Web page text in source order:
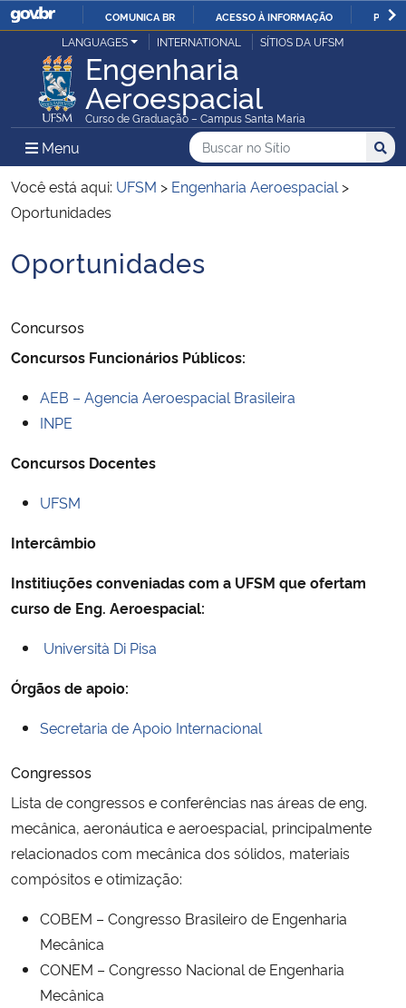
IR
PARA
O
CONTEÚDO
COMUNICA BR ACESSO À INFORMAÇÃO
Ministério da Justiça e Segurança Pública
Ministério da Defesa
Ministério das Relações Exteriores
Ministério da Infraestrutura
Ministério da Agricultura, Pecuária e Abastecimento
Ministério da Cidadania
Ministério da Saúde
Ministério do Meio Ambiente
Ministério da Mulher, da Família e dos Direitos Humanos
Secretaria-Geral
Gabinete de Segurança Institucional
Advocacia-Geral da União
LANGUAGES INTERNATIONAL SÍTIOS DA UFSM
Engenharia
Aeroespacial
Curso de Graduação – Campus Santa Maria
Menu Menu Principal do Sítio
Busca
Buscar no no Sítio
Busca:
Você está aqui: UFSM > Engenharia Aeroespacial >
Oportunidades
Início do conteúdo
Oportunidades
Concursos
Concursos Funcionários Públicos:
AEB – Agencia Aeroespacial Brasileira
INPE
Concursos Docentes
UFSM
Intercâmbio
Institiuções conveniadas com a UFSM que ofertam
curso de Eng. Aeroespacial:
Università Di Pisa
Órgãos de apoio:
Secretaria de Apoio Internacional
Congressos
Lista de congressos e conferências nas áreas de eng.
mecânica, aeronáutica e aeroespacial, principalmente
relacionados com mecânica dos sólidos, materiais
compósitos e otimização:
COBEM – Congresso Brasileiro de Engenharia
Mecânica
CONEM – Congresso Nacional de Engenharia
Mecânica